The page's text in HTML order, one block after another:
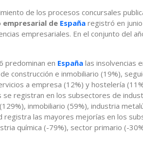
de los procesos concursales
empresarial de España registró en
empresariales. En el conjunto del
predominan en España las insolvencias
construcción e inmobiliario (19%),
a empresa (12%) y hostelería
registran en los subsectores de
inmobiliario (59%), industria
registra las mayores mejorías en los
química (-79%), sector primario (-